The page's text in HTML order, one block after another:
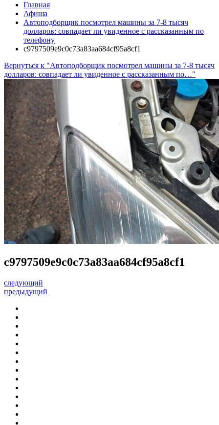
Главная
Афиша
Автоподборщик посмотрел машины за 7-8 тысяч
долларов: совпадает ли увиденное с рассказанным по
телефону
c9797509e9c0c73a83aa684cf95a8cf1
Вернуться к "Автоподборщик посмотрел машины за 7-8 тысяч
долларов: совпадает ли увиденное с рассказанным по…"
c9797509e9c0c73a83aa684cf95a8cf1
следующий
предыдущий